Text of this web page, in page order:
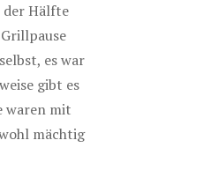
der Hälfte
es war
gibt es
waren mit
mächtig